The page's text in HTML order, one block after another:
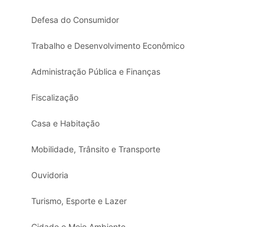
Defesa do Consumidor
Trabalho e Desenvolvimento Econômico
Administração Pública e Finanças
Fiscalização
Casa e Habitação
Mobilidade, Trânsito e Transporte
Ouvidoria
Turismo, Esporte e Lazer